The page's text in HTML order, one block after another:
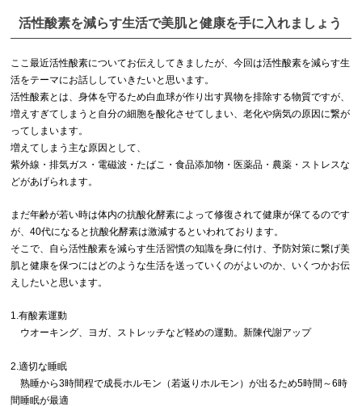
活性酸素を減らす生活で美肌と健康を手に入れましょう
ここ最近活性酸素についてお伝えしてきましたが、今回は活性酸素を減らす生
活をテーマにお話ししていきたいと思います。
活性酸素とは、身体を守るため白血球が作り出す異物を排除する物質ですが、
増えすぎてしまうと自分の細胞を酸化させてしまい、老化や病気の原因に繋が
ってしまいます。
増えてしまう主な原因として、
紫外線・排気ガス・電磁波・たばこ・食品添加物・医薬品・農薬・ストレスな
どがあげられます。
まだ年齢が若い時は体内の抗酸化酵素によって修復されて健康が保てるのです
が、40代になると抗酸化酵素は激減するといわれております。
そこで、自ら活性酸素を減らす生活習慣の知識を身に付け、予防対策に繋げ美
肌と健康を保つにはどのような生活を送っていくのがよいのか、いくつかお伝
えしたいと思います。
1.有酸素運動
ウオーキング、ヨガ、ストレッチなど軽めの運動。新陳代謝アップ
2.適切な睡眠
熟睡から3時間程で成長ホルモン（若返りホルモン）が出るため5時間～6時
間睡眠が最適